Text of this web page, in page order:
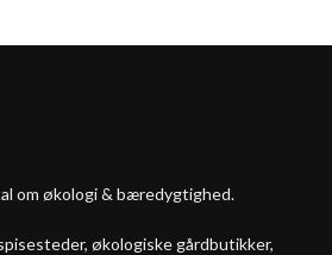
om økologi & bæredygtighed.
økologiske gårdbutikker,